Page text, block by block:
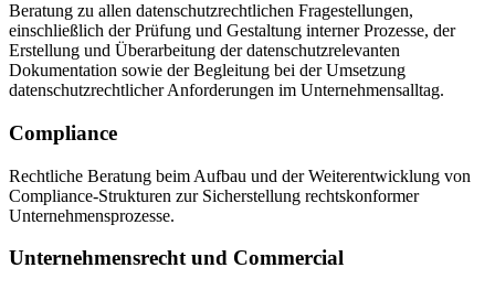
Beratung zu allen datenschutzrechtlichen Fragestellungen,
einschließlich der Prüfung und Gestaltung interner Prozesse, der
Erstellung und Überarbeitung der datenschutzrelevanten
Dokumentation sowie der Begleitung bei der Umsetzung
datenschutzrechtlicher Anforderungen im Unternehmensalltag.
Compliance
Rechtliche Beratung beim Aufbau und der Weiterentwicklung von
Compliance-Strukturen zur Sicherstellung rechtskonformer
Unternehmensprozesse.
Unternehmensrecht und Commercial